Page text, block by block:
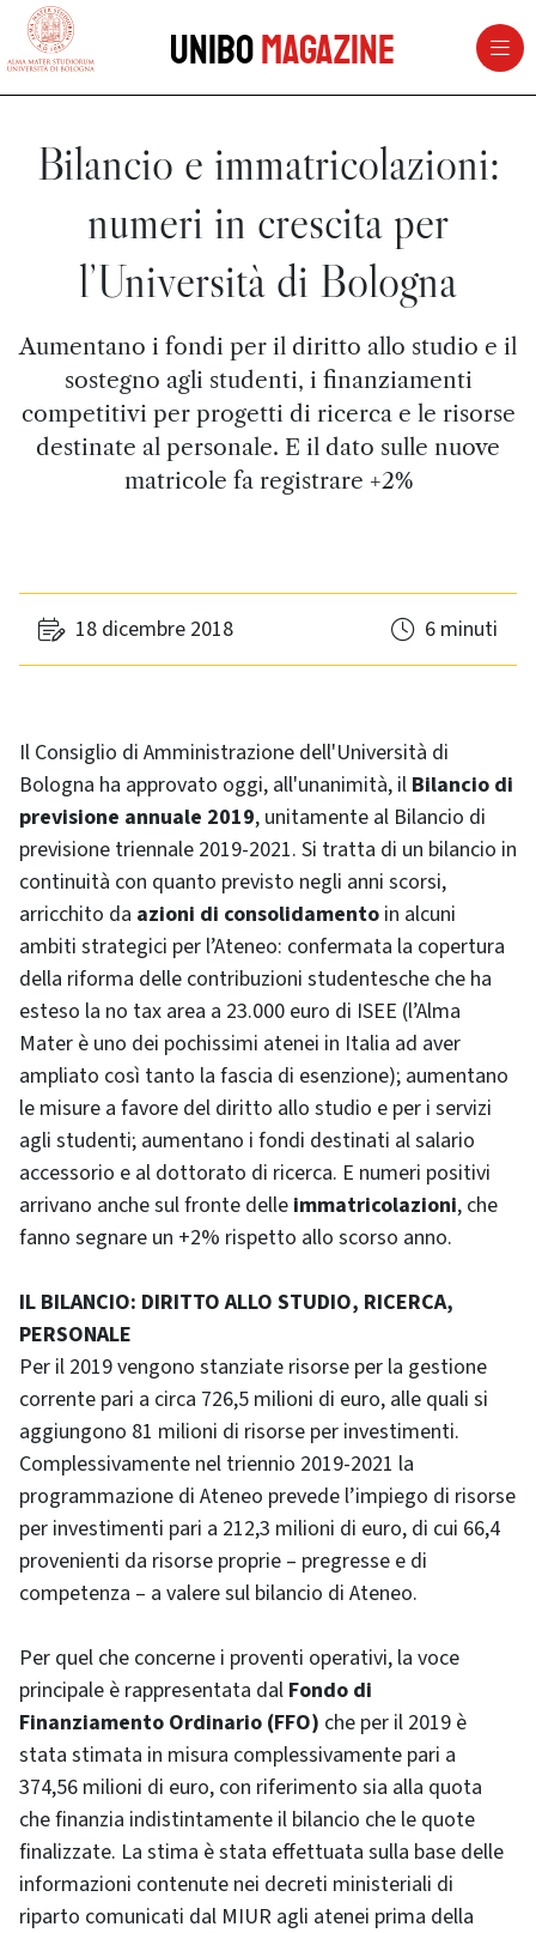
vai al contenuto della pagina
UniboMagazine
Bilancio e immatricolazioni:
numeri in crescita per
l’Università di Bologna
Aumentano i fondi per il diritto allo studio e il
sostegno agli studenti, i finanziamenti
competitivi per progetti di ricerca e le risorse
destinate al personale. E il dato sulle nuove
matricole fa registrare +2%
18 dicembre 2018 6 minuti
Il Consiglio di Amministrazione dell'Università di
Bologna ha approvato oggi, all'unanimità, il Bilancio di
previsione annuale 2019, unitamente al Bilancio di
previsione triennale 2019-2021. Si tratta di un bilancio in
continuità con quanto previsto negli anni scorsi,
arricchito da azioni di consolidamento in alcuni
ambiti strategici per l’Ateneo: confermata la copertura
della riforma delle contribuzioni studentesche che ha
esteso la no tax area a 23.000 euro di ISEE (l’Alma
Mater è uno dei pochissimi atenei in Italia ad aver
ampliato così tanto la fascia di esenzione); aumentano
le misure a favore del diritto allo studio e per i servizi
agli studenti; aumentano i fondi destinati al salario
accessorio e al dottorato di ricerca. E numeri positivi
arrivano anche sul fronte delle immatricolazioni, che
fanno segnare un +2% rispetto allo scorso anno.
IL BILANCIO: DIRITTO ALLO STUDIO, RICERCA,
PERSONALE
Per il 2019 vengono stanziate risorse per la gestione
corrente pari a circa 726,5 milioni di euro, alle quali si
aggiungono 81 milioni di risorse per investimenti.
Complessivamente nel triennio 2019-2021 la
programmazione di Ateneo prevede l’impiego di risorse
per investimenti pari a 212,3 milioni di euro, di cui 66,4
provenienti da risorse proprie – pregresse e di
competenza – a valeresul bilancio di Ateneo.
Per quel che concerne i proventi operativi, la voce
principale è rappresentata dal Fondo di
Finanziamento Ordinario (FFO) che per il 2019 è
stata stimata in misura complessivamente pari a
374,56 milioni di euro, con riferimento sia alla quota
che finanzia indistintamente il bilancio che le quote
finalizzate. La stima è stata effettuata sulla base delle
informazioni contenute nei decreti ministeriali di
riparto comunicati dal MIUR agli atenei prima della